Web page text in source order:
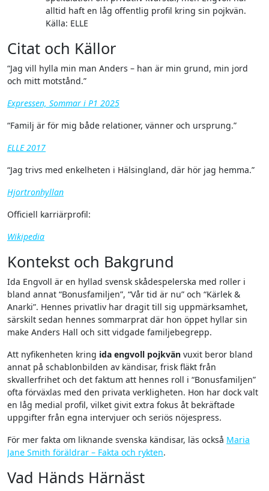
alltid haft en låg offentlig profil kring sin pojkvän.
Källa: ELLE
Citat och Källor
“Jag vill hylla min man Anders – han är min grund, min jord
och mitt motstånd.”
Expressen, Sommar i P1 2025
“Familj är för mig både relationer, vänner och ursprung.”
ELLE 2017
“Jag trivs med enkelheten i Hälsingland, där hör jag hemma.”
Hjortronhyllan
Officiell karriärprofil:
Wikipedia
Kontekst och Bakgrund
Ida Engvoll är en hyllad svensk skådespelerska med roller i
bland annat “Bonusfamiljen”, “Vår tid är nu” och “Kärlek &
Anarki”. Hennes privatliv har dragit till sig uppmärksamhet,
särskilt sedan hennes sommarprat där hon öppet hyllar sin
make Anders Hall och sitt vidgade familjebegrepp.
Att nyfikenheten kring ida engvoll pojkvän vuxit beror bland
annat på schablonbilden av kändisar, frisk fläkt från
skvallerfrihet och det faktum att hennes roll i “Bonusfamiljen”
ofta förväxlas med den privata verkligheten. Hon har dock valt
en låg medial profil, vilket givit extra fokus åt bekräftade
uppgifter från egna intervjuer och seriös nöjespress.
För mer fakta om liknande svenska kändisar, läs också Maria
Jane Smith föräldrar – Fakta och rykten.
Vad Händs Härnäst